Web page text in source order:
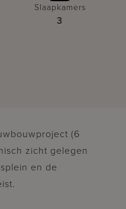
Slaapkamers
3
zicht gelegen
en de